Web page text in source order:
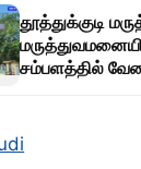
தூத்துக்குடி
சம்பளத்தில்